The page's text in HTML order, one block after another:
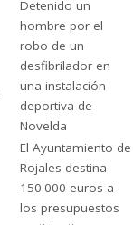
Detenido un
hombre por el
robo de un
desfibrilador en
una instalación
deportiva de
Novelda
El Ayuntamiento de
Rojales destina
150.000 euros a
los presupuestos